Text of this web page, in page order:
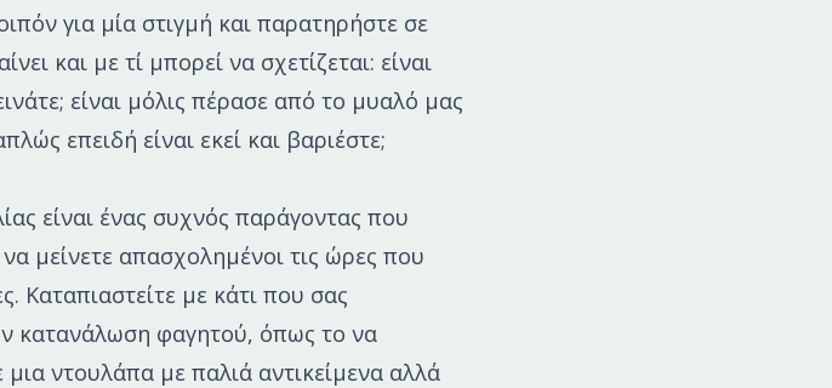
για μία στιγμή και παρατηρήστε σε
και με τί μπορεί να σχετίζεται: είναι
είναι μόλις πέρασε από το μυαλό μας
επειδή είναι εκεί και βαριέστε;
είναι ένας συχνός παράγοντας που
μείνετε απασχολημένοι τις ώρες που
Καταπιαστείτε με κάτι που σας
κατανάλωση φαγητού, όπως το να
ντουλάπα με παλιά αντικείμενα αλλά